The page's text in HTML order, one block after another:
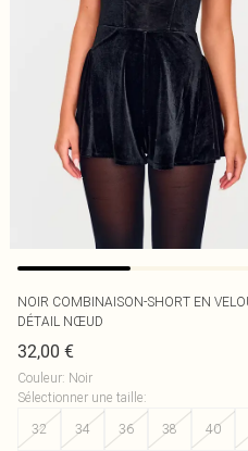
NOIR COMBINAISON-SHORT EN
DÉTAIL NŒUD
32,00 €
Couleur: Noir
Sélectionner une taille:
32
34 36 38 40